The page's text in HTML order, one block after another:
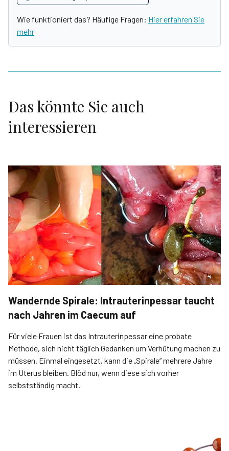
Wie funktioniert das? Häufige Fragen: Hier erfahren Sie
mehr
Das könnte Sie auch
interessieren
Wandernde Spirale: Intrauterinpessar taucht
nach Jahren im Caecum auf
Für viele Frauen ist das Intrauterinpessar eine probate
Methode, sich nicht täglich Gedanken um Verhütung machen zu
müssen. Einmal eingesetzt, kann die „Spirale“ mehrere Jahre
im Uterus bleiben. Blöd nur, wenn diese sich vorher
selbstständig macht.